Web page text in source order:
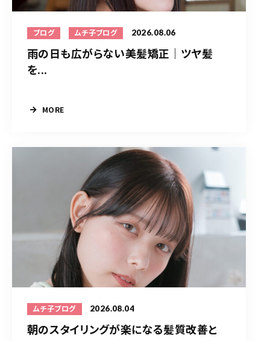
ブログ ムチ子ブログ 2026.08.06
雨の日も広がらない美髪矯正｜ツヤ髪
を...
MORE
ムチ子ブログ 2026.08.04
朝のスタイリングが楽になる髪質改善と